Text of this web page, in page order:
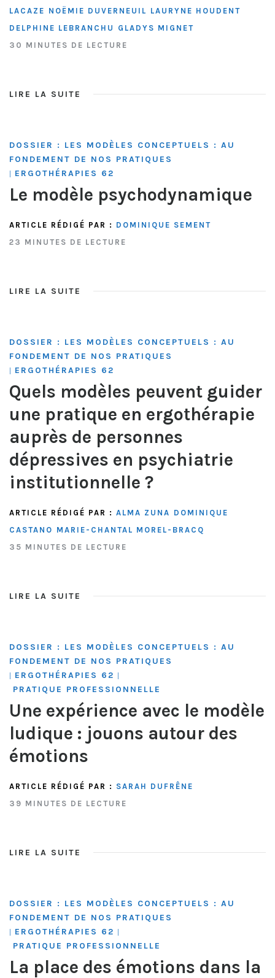
LACAZE NOËMIE DUVERNEUIL LAURYNE HOUDENT
DELPHINE LEBRANCHU
GLADYS MIGNET
30 MINUTES DE LECTURE
LIRE LA SUITE
DOSSIER : LES MODÈLES CONCEPTUELS : AU
FONDEMENT DE NOS PRATIQUES
| ERGOTHÉRAPIES 62
Le modèle psychodynamique
ARTICLE RÉDIGÉ PAR : DOMINIQUE SEMENT
23 MINUTES DE LECTURE
LIRE LA SUITE
DOSSIER : LES MODÈLES CONCEPTUELS : AU
FONDEMENT DE NOS PRATIQUES
| ERGOTHÉRAPIES 62
Quels modèles peuvent guider
une pratique en ergothérapie
auprès de personnes
dépressives en psychiatrie
institutionnelle ?
ARTICLE RÉDIGÉ PAR : ALMA ZUNA DOMINIQUE
CASTANO MARIE-CHANTAL MOREL-BRACQ
35 MINUTES DE LECTURE
LIRE LA SUITE
DOSSIER : LES MODÈLES CONCEPTUELS : AU
FONDEMENT DE NOS PRATIQUES
| ERGOTHÉRAPIES 62 |
PRATIQUE PROFESSIONNELLE
Une expérience avec le modèle
ludique : jouons autour des
émotions
ARTICLE RÉDIGÉ PAR : SARAH DUFRÊNE
39 MINUTES DE LECTURE
LIRE LA SUITE
DOSSIER : LES MODÈLES CONCEPTUELS : AU
FONDEMENT DE NOS PRATIQUES
| ERGOTHÉRAPIES 62 |
PRATIQUE PROFESSIONNELLE
La place des émotions dans la